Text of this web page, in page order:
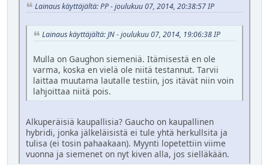
Lainaus käyttäjältä: PP - joulukuu 07, 2014, 20:38:57 IP
Lainaus käyttäjältä: JN - joulukuu 07, 2014, 19:06:38 IP
Mulla on Gaughon siemeniä. Itämisestä en ole
varma, koska en vielä ole niitä testannut. Tarvii
laittaa muutama lautalle testiin, jos itävät niin voin
lahjoittaa niitä pois.
Alkuperäisiä kaupallisia? Gaucho on kaupallinen
hybridi, jonka jälkeläisistä ei tule yhtä herkullsita ja
tulisa (ei tosin pahaakaan). Myynti lopetettiin viime
vuonna ja siemenet on nyt kiven alla, jos sielläkään.